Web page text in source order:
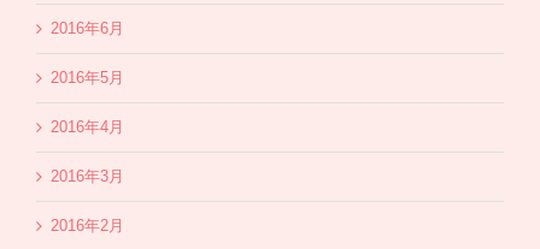
2016年6月
2016年5月
2016年4月
2016年3月
2016年2月